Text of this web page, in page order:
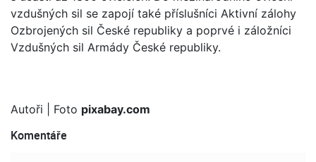
vzdušných sil se zapojí také příslušníci Aktivní zálohy
Ozbrojených sil České republiky a poprvé i záložníci
Vzdušných sil Armády České republiky.
Autoři | Foto pixabay.com
Komentáře